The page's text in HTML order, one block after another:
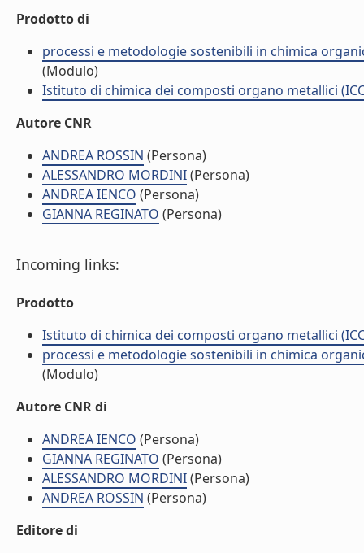
Prodotto di
processi e metodologie sostenibili in chimica
(Modulo)
Istituto di chimica dei composti organo metallici
Autore CNR
ANDREA ROSSIN (Persona)
ALESSANDRO MORDINI(Persona)
ANDREA IENCO (Persona)
GIANNA REGINATO (Persona)
Incoming links:
Prodotto
Istituto di chimica dei composti organo metallici
processi e metodologie sostenibili in chimica
(Modulo)
Autore CNR di
ANDREA IENCO (Persona)
GIANNA REGINATO (Persona)
ALESSANDRO MORDINI(Persona)
ANDREA ROSSIN (Persona)
Editore di